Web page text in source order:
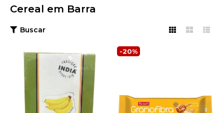
Cereal em Barra
Buscar
INDIA
R$15,06
-20%